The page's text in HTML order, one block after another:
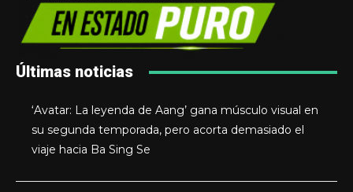
Últimas noticias
‘Avatar: La leyenda de Aang’ gana músculo visual en
su segunda temporada, pero acorta demasiado el
viaje hacia Ba Sing Se